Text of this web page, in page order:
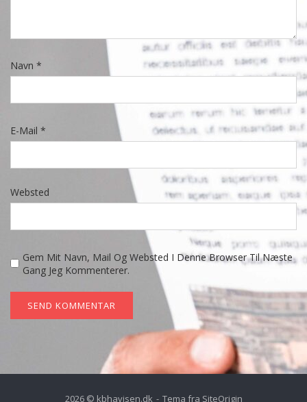
Navn *
E-Mail *
Websted
Gem Mit Navn, Mail Og Websted I Denne Browser Til Næste
Gang Jeg Kommenterer.
2026 © kbhavisen.dk Tema fra SiteOrigin